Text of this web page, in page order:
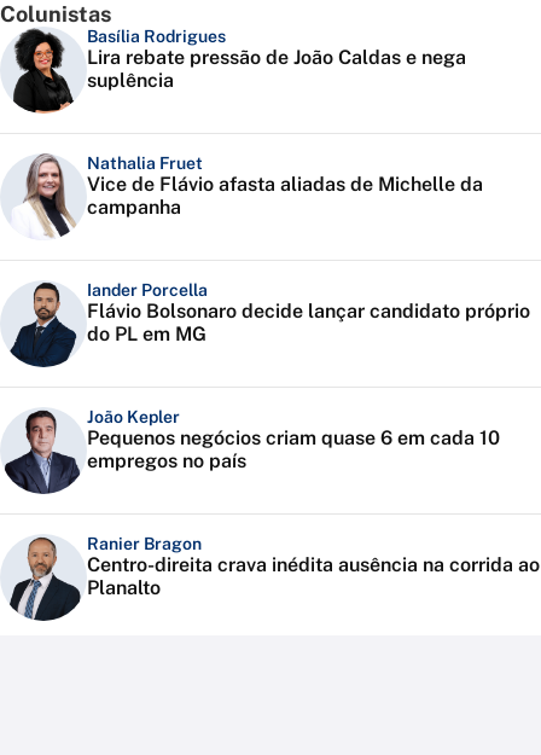
Colunistas
Basília Rodrigues
Lira rebate pressão de João Caldas e nega
suplência
Nathalia Fruet
Vice de Flávio afasta aliadas de Michelle da
campanha
Iander Porcella
Flávio Bolsonaro decide lançar candidato próprio
do PL em MG
João Kepler
Pequenos negócios criam quase 6 em cada 10
empregos no país
Ranier Bragon
Centro-direita crava inédita ausência na corrida ao
Planalto